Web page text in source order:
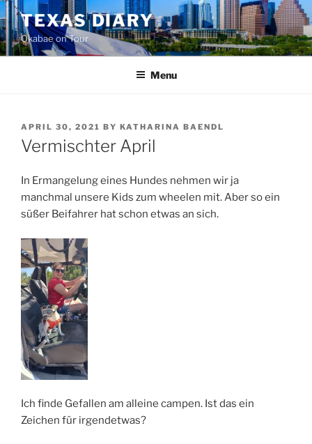
Skip
to
content
TEXAS DIARY
Okabae on Tour
Menu
POSTED
ON
APRIL 30, 2021 BY KATHARINA BAENDL
Vermischter April
In Ermangelung eines Hundes nehmen wir ja
manchmal unsere Kids zum wheelen mit. Aber so ein
süßer Beifahrer hat schon etwas an sich.
Ich finde Gefallen am alleine campen. Ist das ein
Zeichen für irgendetwas?